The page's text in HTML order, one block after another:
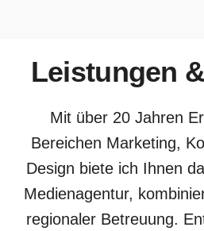
Leistungen
Mit über 20 Jahren
Bereichen Marketing,
Design biete ich Ihnen
Medienagentur,
regionaler Betreuung.